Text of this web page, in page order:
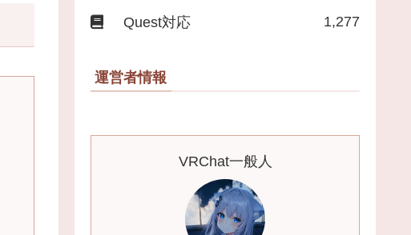
Quest対応 1,277
運営者情報
VRChat一般人